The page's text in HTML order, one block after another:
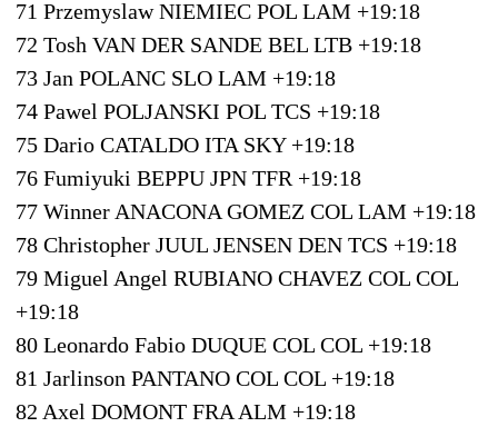
71 Przemyslaw NIEMIEC POL LAM +19:18
72 Tosh VAN DER SANDE BEL LTB +19:18
73 Jan POLANC SLO LAM +19:18
74 Pawel POLJANSKI POL TCS +19:18
75 Dario CATALDO ITA SKY +19:18
76 Fumiyuki BEPPU JPN TFR +19:18
77 Winner ANACONA GOMEZ COL LAM +19:18
78 Christopher JUUL JENSEN DEN TCS +19:18
79 Miguel Angel RUBIANO CHAVEZ COL COL
+19:18
80 Leonardo Fabio DUQUE COL COL +19:18
81 Jarlinson PANTANO COL COL +19:18
82 Axel DOMONT FRA ALM +19:18